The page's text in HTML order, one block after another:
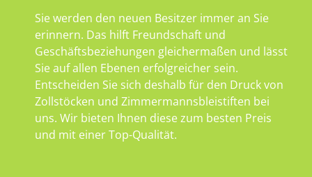
Sie werden den neuen Besitzer immer an Sie
erinnern. Das hilft Freundschaft und
Geschäftsbeziehungen gleichermaßen und lässt
Sie auf allen Ebenen erfolgreicher sein.
Entscheiden Sie sich deshalb für den Druck von
Zollstöcken und Zimmermannsbleistiften bei
uns. Wir bieten Ihnen diese zum besten Preis
und mit einer Top-Qualität.